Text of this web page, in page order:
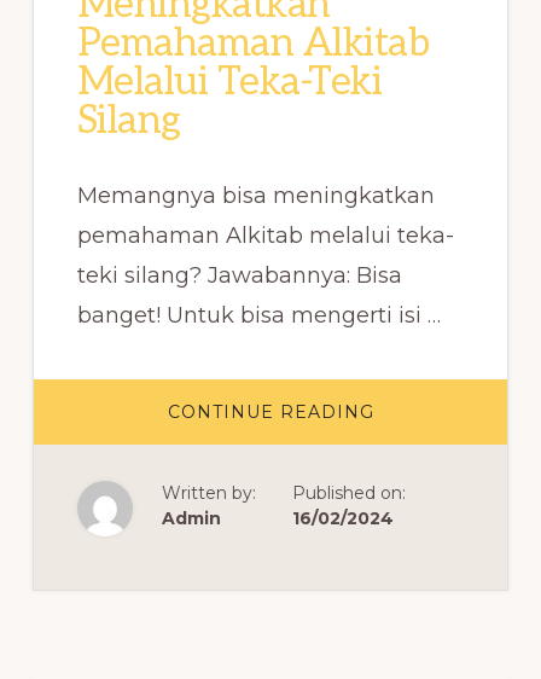
Pemahaman Alkitab
Melalui Teka-Teki
Silang
Memangnya bisa meningkatkan
pemahaman Alkitab melalui teka-
teki silang? Jawabannya: Bisa
banget! Untuk bisa mengerti isi …
CONTINUE READING
PEMAHAMAN
TEKA-
TEKI
SILANG
Written by:
Admin
Published on:
16/02/2024